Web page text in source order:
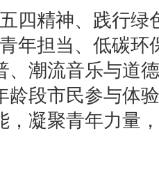
精神、践行绿
年担当、低碳环
、潮流音乐与道
龄段市民参与体
，凝聚青年力量